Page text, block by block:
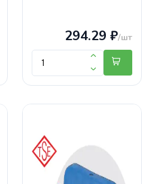
294.29 ₽/шт